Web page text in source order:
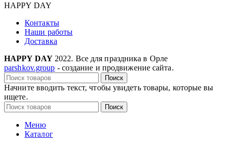
HAPPY DAY
Контакты
Наши работы
Доставка
HAPPY DAY 2022. Все для праздника в Орле
parshkov.group - создание и продвижение сайта.
Поиск
Начните вводить текст, чтобы увидеть товары, которые вы
ищете.
Поиск
Меню
Каталог